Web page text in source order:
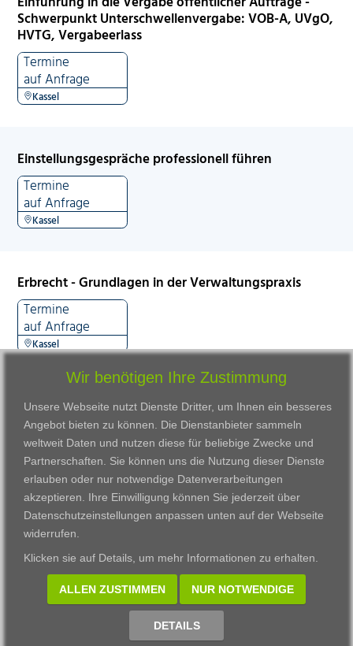
Schwerpunkt Unterschwellenvergabe: VOB-A, UVgO,
HVTG, Vergabeerlass
Termine
auf Anfrage
Kassel
Einstellungsgespräche professionell führen
Termine
auf Anfrage
Kassel
Erbrecht - Grundlagen in der Verwaltungspraxis
Termine
auf Anfrage
Kassel
VWAK
Karriere
Links
Impressum
Datenschutzerklärung
Standorte
Darmstadt
Gießen
Kassel
Wiesbaden
Fortbildungszentrum
Bildungsangebot
Ausbildung
Wir benötigen Ihre Zustimmung
Unsere Webseite nutzt Dienste Dritter, um Ihnen ein besseres
Angebot bieten zu können. Die Dienstanbieter sammeln
weltweit Daten und nutzen diese für beliebige Zwecke und
Partnerschaften. Sie können uns die Nutzung dieser Dienste
erlauben oder nur notwendige Datenverarbeitungen
akzeptieren. Ihre Einwilligung können Sie jederzeit über
Datenschutzeinstellungen anpassen unten auf der Webseite
widerrufen.
Klicken sie auf Details, um mehr Informationen zu erhalten.
ALLEN ZUSTIMMEN NUR NOTWENDIGE
DETAILS